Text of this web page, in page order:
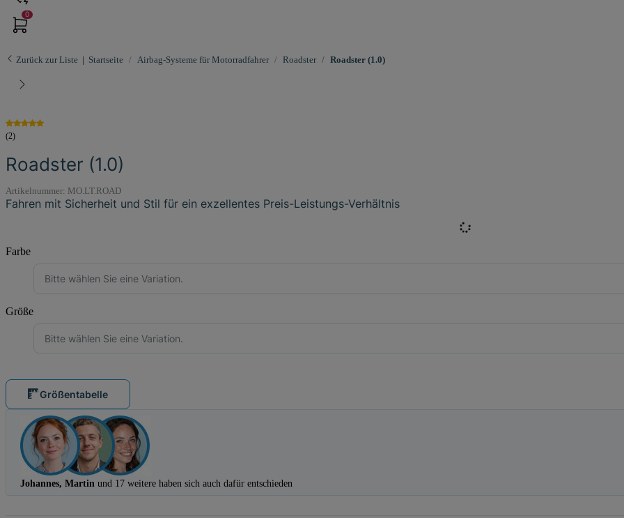
0
Zurück zur Liste Startseite Airbag-Systeme für Motorradfahrer Roadster Roadster (1.0)
(2)
Roadster (1.0)
Artikelnummer: MO.LT.ROAD
Fahren mit Sicherheit und Stil für ein exzellentes Preis-Leistungs-Verhältnis
Farbe
Bitte wählen Sie eine Variation.
Größe
Bitte wählen Sie eine Variation.
Größentabelle
Johannes, Martin und 17 weitere haben sich auch dafür entschieden